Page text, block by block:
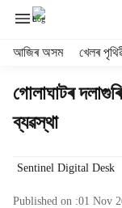
আজিৰ অসম খেলৰ
গোলাঘাটৰ
ব্যৱস্থা
Sentinel Digital Desk
Published on :01 Nov